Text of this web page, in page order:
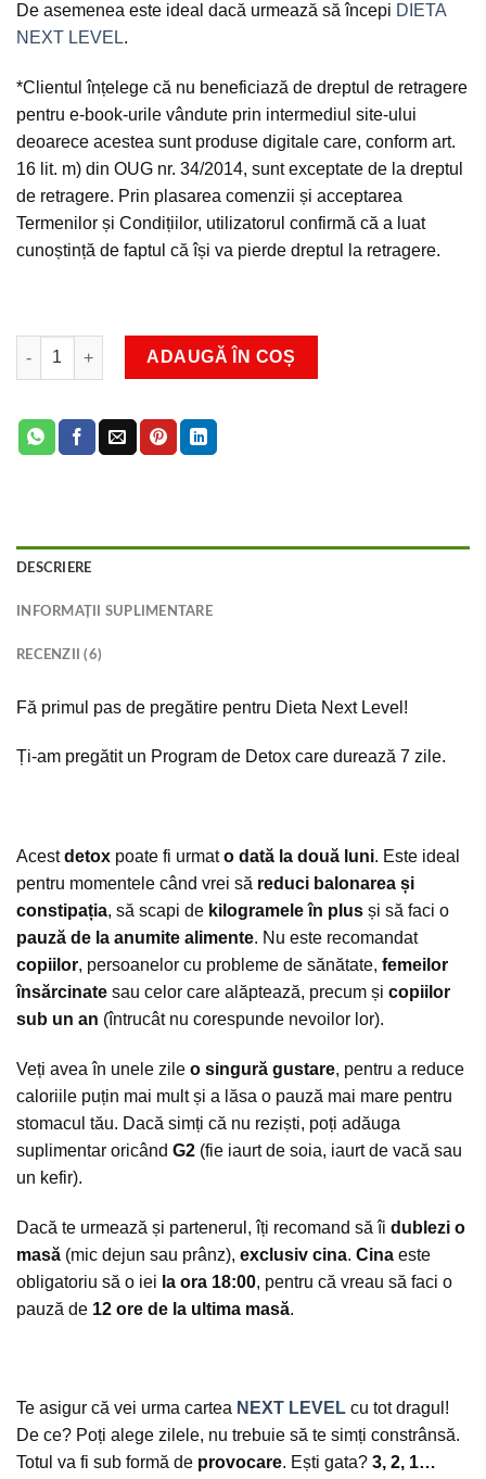
De asemenea este ideal dacă urmează să începi DIETA
NEXT LEVEL.
*Clientul înțelege că nu beneficiază de dreptul de retragere
pentru e-book-urile vândute prin intermediul site-ului
deoarece acestea sunt produse digitale care, conform art.
16 lit. m) din OUG nr. 34/2014, sunt exceptate de la dreptul
de retragere. Prin plasarea comenzii și acceptarea
Termenilor și Condițiilor, utilizatorul confirmă că a luat
cunoștință de faptul că își va pierde dreptul la retragere.
ADAUGĂ ÎN COȘ
DESCRIERE
INFORMAȚII SUPLIMENTARE
RECENZII (6)
Fă primul pas de pregătire pentru Dieta Next Level!
Ți-am pregătit un Program de Detox care durează 7 zile.
Acestdetox poate fi urmato dată la două luni. Este ideal
pentru momentele când vrei să reduci balonarea și
constipația, să scapi de kilogramele în plus și să faci o
pauză de la anumite alimente. Nu este recomandat
copiilor, persoanelor cu probleme de sănătate, femeilor
însărcinate sau celor care alăptează, precum și copiilor
sub un an (întrucât nu corespunde nevoilor lor).
Veți avea în unele zile o singură gustare, pentru a reduce
caloriile puțin mai mult și a lăsa o pauză mai mare pentru
stomacul tău. Dacă simți că nu reziști, poți adăuga
suplimentar oricând G2 (fie iaurt de soia, iaurt de vacă sau
un kefir).
Dacă te urmează și partenerul, îți recomand să îi dublezi o
masă (mic dejun sau prânz), exclusiv cina. Cina este
obligatoriu să o iei la ora 18:00, pentru că vreau să faci o
pauză de 12 ore de la ultima masă.
Te asigur că vei urma cartea NEXT LEVEL cu tot dragul!
De ce? Poți alege zilele, nu trebuie să te simți constrânsă.
Totul va fi sub formă de provocare. Ești gata? 3, 2, 1…